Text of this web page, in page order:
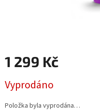
1 299 Kč
cena:
Vyprodáno
Položka byla vyprodána…